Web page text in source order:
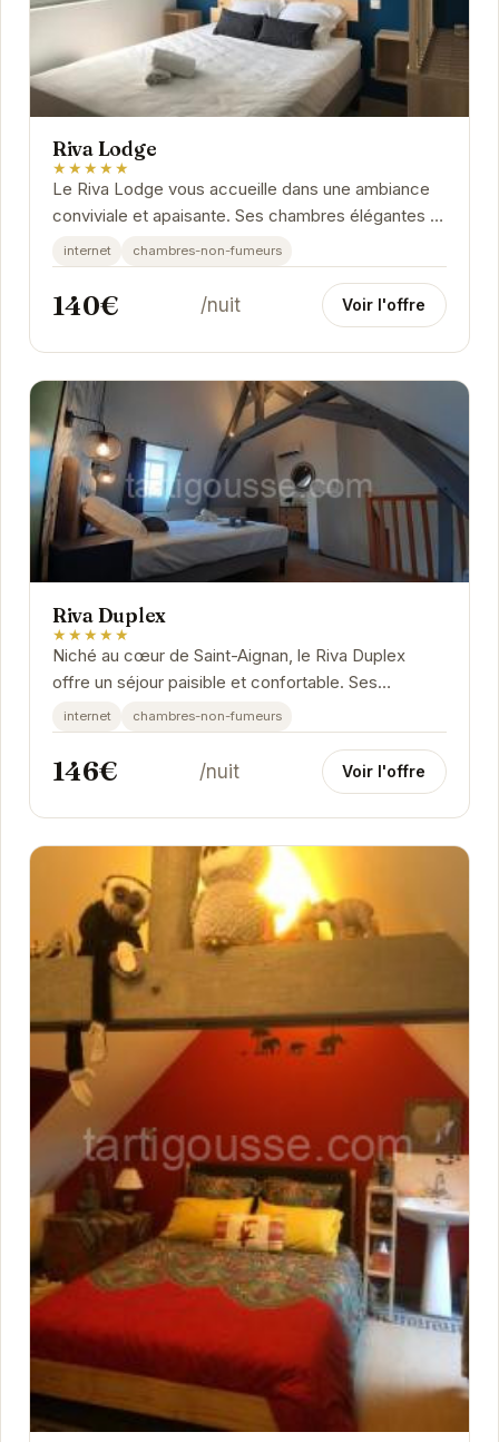
Riva Lodge
★★★★★
Le Riva Lodge vous accueille dans une ambiance
conviviale et apaisante. Ses chambres élégantes et
modernes sont équipées pour garantir un séjour...
internet chambres-non-fumeurs
140€ /nuit Voir l'offre
Riva Duplex
★★★★★
Niché au cœur de Saint-Aignan, le Riva Duplex
offre un séjour paisible et confortable. Ses
chambres élégantes et modernes sont équipées
pour...
internet chambres-non-fumeurs
146€ /nuit Voir l'offre